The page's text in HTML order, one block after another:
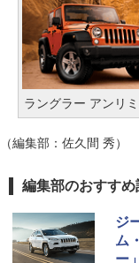
ラングラー アンリ
（編集部：佐久間 秀）
編集部のおすすめ
ジ
ム
ー